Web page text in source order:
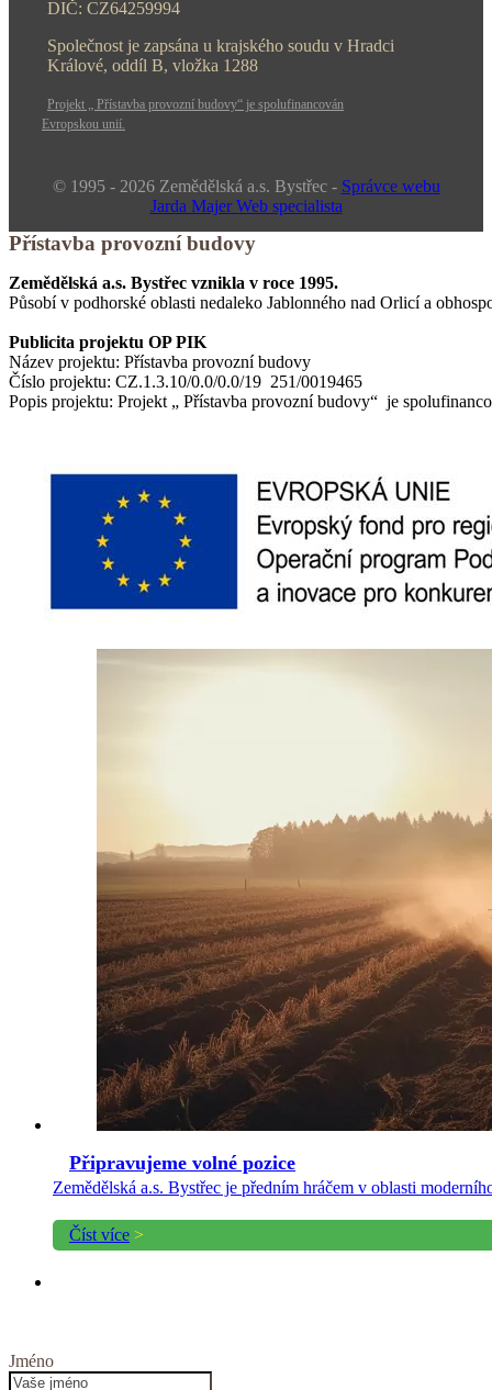
DIČ: CZ64259994
Společnost je zapsána u krajského soudu v Hradci
Králové, oddíl B, vložka 1288
Projekt „ Přístavba provozní budovy“ je spolufinancován
Evropskou unií.
© 1995 - 2026 Zemědělská a.s. Bystřec - Správce webu
Jarda Majer Web specialista
Přístavba provozní budovy
Zemědělská a.s. Bystřec vznikla v roce 1995.
Působí v podhorské oblasti nedaleko Jablonného nad Orlicí a
Publicita projektu OP PIK
Název projektu: Přístavba provozní budovy
Číslo projektu: CZ.1.3.10/0.0/0.0/19 251/0019465
Popis projektu: Projekt „ Přístavba provozní budovy“ je
Připravujeme volné pozice
Zemědělská a.s. Bystřec je předním hráčem v oblasti
Číst více >
Jméno